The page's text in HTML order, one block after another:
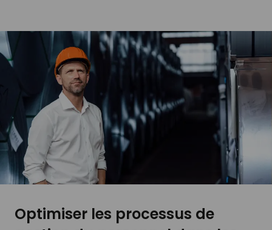
Optimiser les processus de